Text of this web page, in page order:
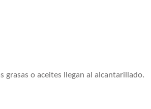
grasas o aceites llegan al alcantarillado.